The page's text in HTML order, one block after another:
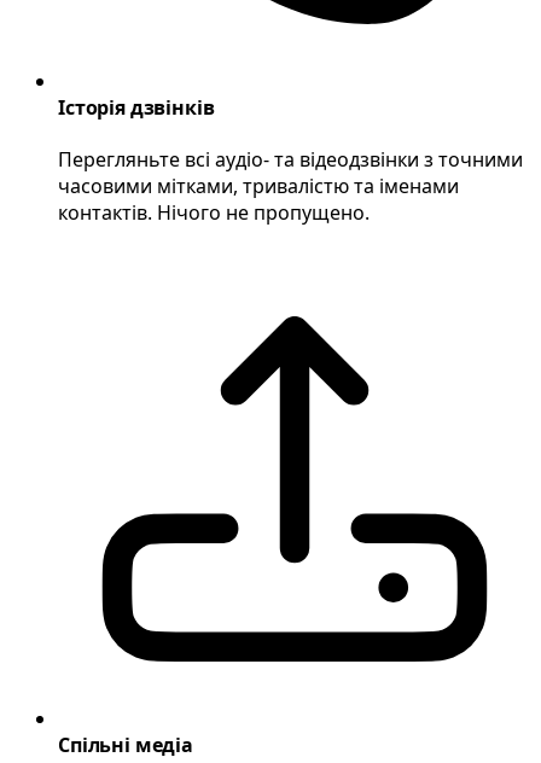
Історія дзвінків
Перегляньте всі аудіо- та відеодзвінки з точними
часовими мітками, тривалістю та іменами
контактів. Нічого не пропущено.
Спільні медіа